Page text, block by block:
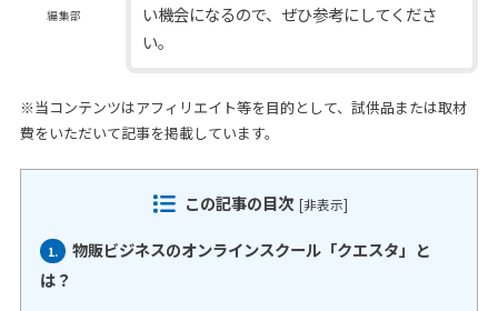
編集部
い機会になるので、ぜひ参考にしてくださ
い。
※当コンテンツはアフィリエイト等を目的として、試供品または取材
費をいただいて記事を掲載しています。
この記事の目次 [非表示]
1.
物販ビジネスのオンラインスクール「クエスタ」と
は？